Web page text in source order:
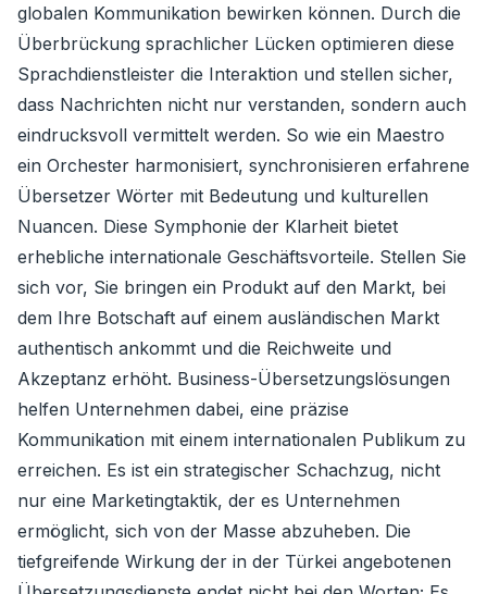
globalen Kommunikation bewirken können. Durch die
Überbrückung sprachlicher Lücken optimieren diese
Sprachdienstleister die Interaktion und stellen sicher,
dass Nachrichten nicht nur verstanden, sondern auch
eindrucksvoll vermittelt werden. So wie ein Maestro
ein Orchester harmonisiert, synchronisieren erfahrene
Übersetzer Wörter mit Bedeutung und kulturellen
Nuancen. Diese Symphonie der Klarheit bietet
erhebliche internationale Geschäftsvorteile. Stellen Sie
sich vor, Sie bringen ein Produkt auf den Markt, bei
dem Ihre Botschaft auf einem ausländischen Markt
authentisch ankommt und die Reichweite und
Akzeptanz erhöht. Business-Übersetzungslösungen
helfen Unternehmen dabei, eine präzise
Kommunikation mit einem internationalen Publikum zu
erreichen. Es ist ein strategischer Schachzug, nicht
nur eine Marketingtaktik, der es Unternehmen
ermöglicht, sich von der Masse abzuheben. Die
tiefgreifende Wirkung der in der Türkei angebotenen